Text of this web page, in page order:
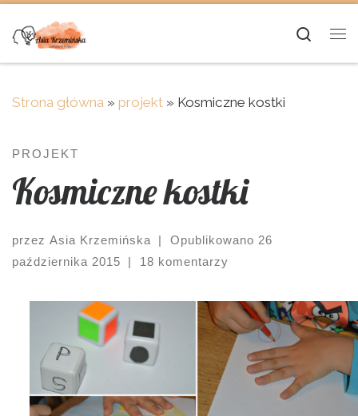
Skip to content
Strona główna » projekt » Kosmiczne kostki
PROJEKT
Kosmiczne kostki
przez Asia Krzemińska | Opublikowano 26
października 2015
| 18 komentarzy